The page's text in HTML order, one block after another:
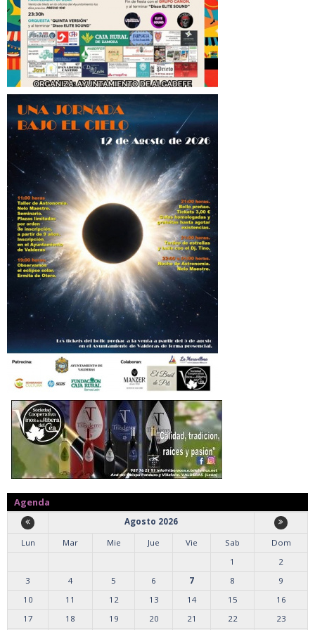
Agenda
Agosto 2026
Lun
Mar Mie Jue Vie Sab
Dom
1
2
3
4 5 6 7 8
9
10
11 12 13 14 15
16
17
18 19 20 21 22
23